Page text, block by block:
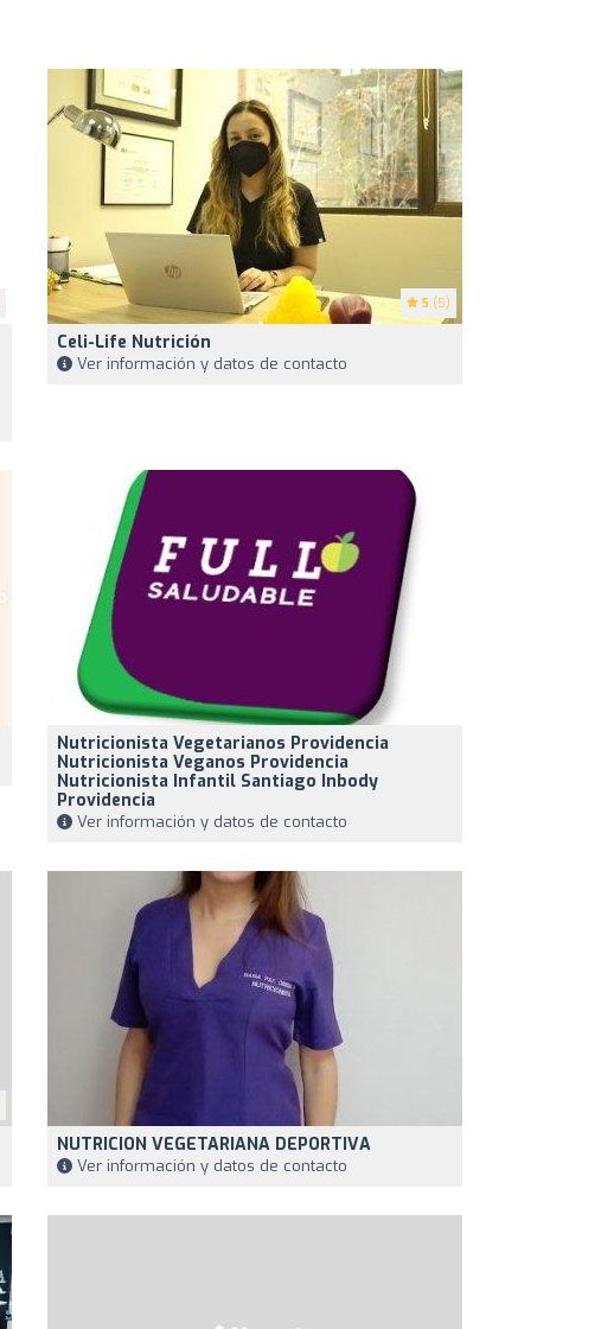
5 (5)
Celi-Life Nutrición
Ver información y datos de contacto
Nutricionista Vegetarianos Providencia
Nutricionista Veganos Providencia
Nutricionista Infantil Santiago Inbody
Providencia
Ver información y datos de contacto
NUTRICION VEGETARIANA DEPORTIVA
Ver información y datos de contacto